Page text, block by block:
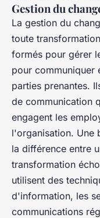
Gestion du
La gestion du
toute
formés pour gérer
pour communiquer
parties prenantes.
de communication
engagent les
l'organisation. Une
la différence entre
transformation
utilisent des
d'information, les
communications